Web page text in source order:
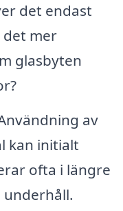
det endast
det mer
glasbyten
av
kan initialt
ofta i längre